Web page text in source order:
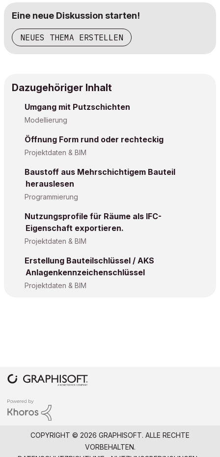
Eine neue Diskussion starten!
NEUES THEMA ERSTELLEN
Dazugehöriger Inhalt
Umgang mit Putzschichten
Modellierung
Öffnung Form rund oder rechteckig
Projektdaten & BIM
Baustoff aus Mehrschichtigem Bauteil
herauslesen
Programmierung
Nutzungsprofile für Räume als IFC-
Eigenschaft exportieren.
Projektdaten & BIM
Erstellung Bauteilschlüssel / AKS
Anlagenkennzeichenschlüssel
Projektdaten & BIM
COPYRIGHT © 2026 GRAPHISOFT. ALLE RECHTE
VORBEHALTEN.